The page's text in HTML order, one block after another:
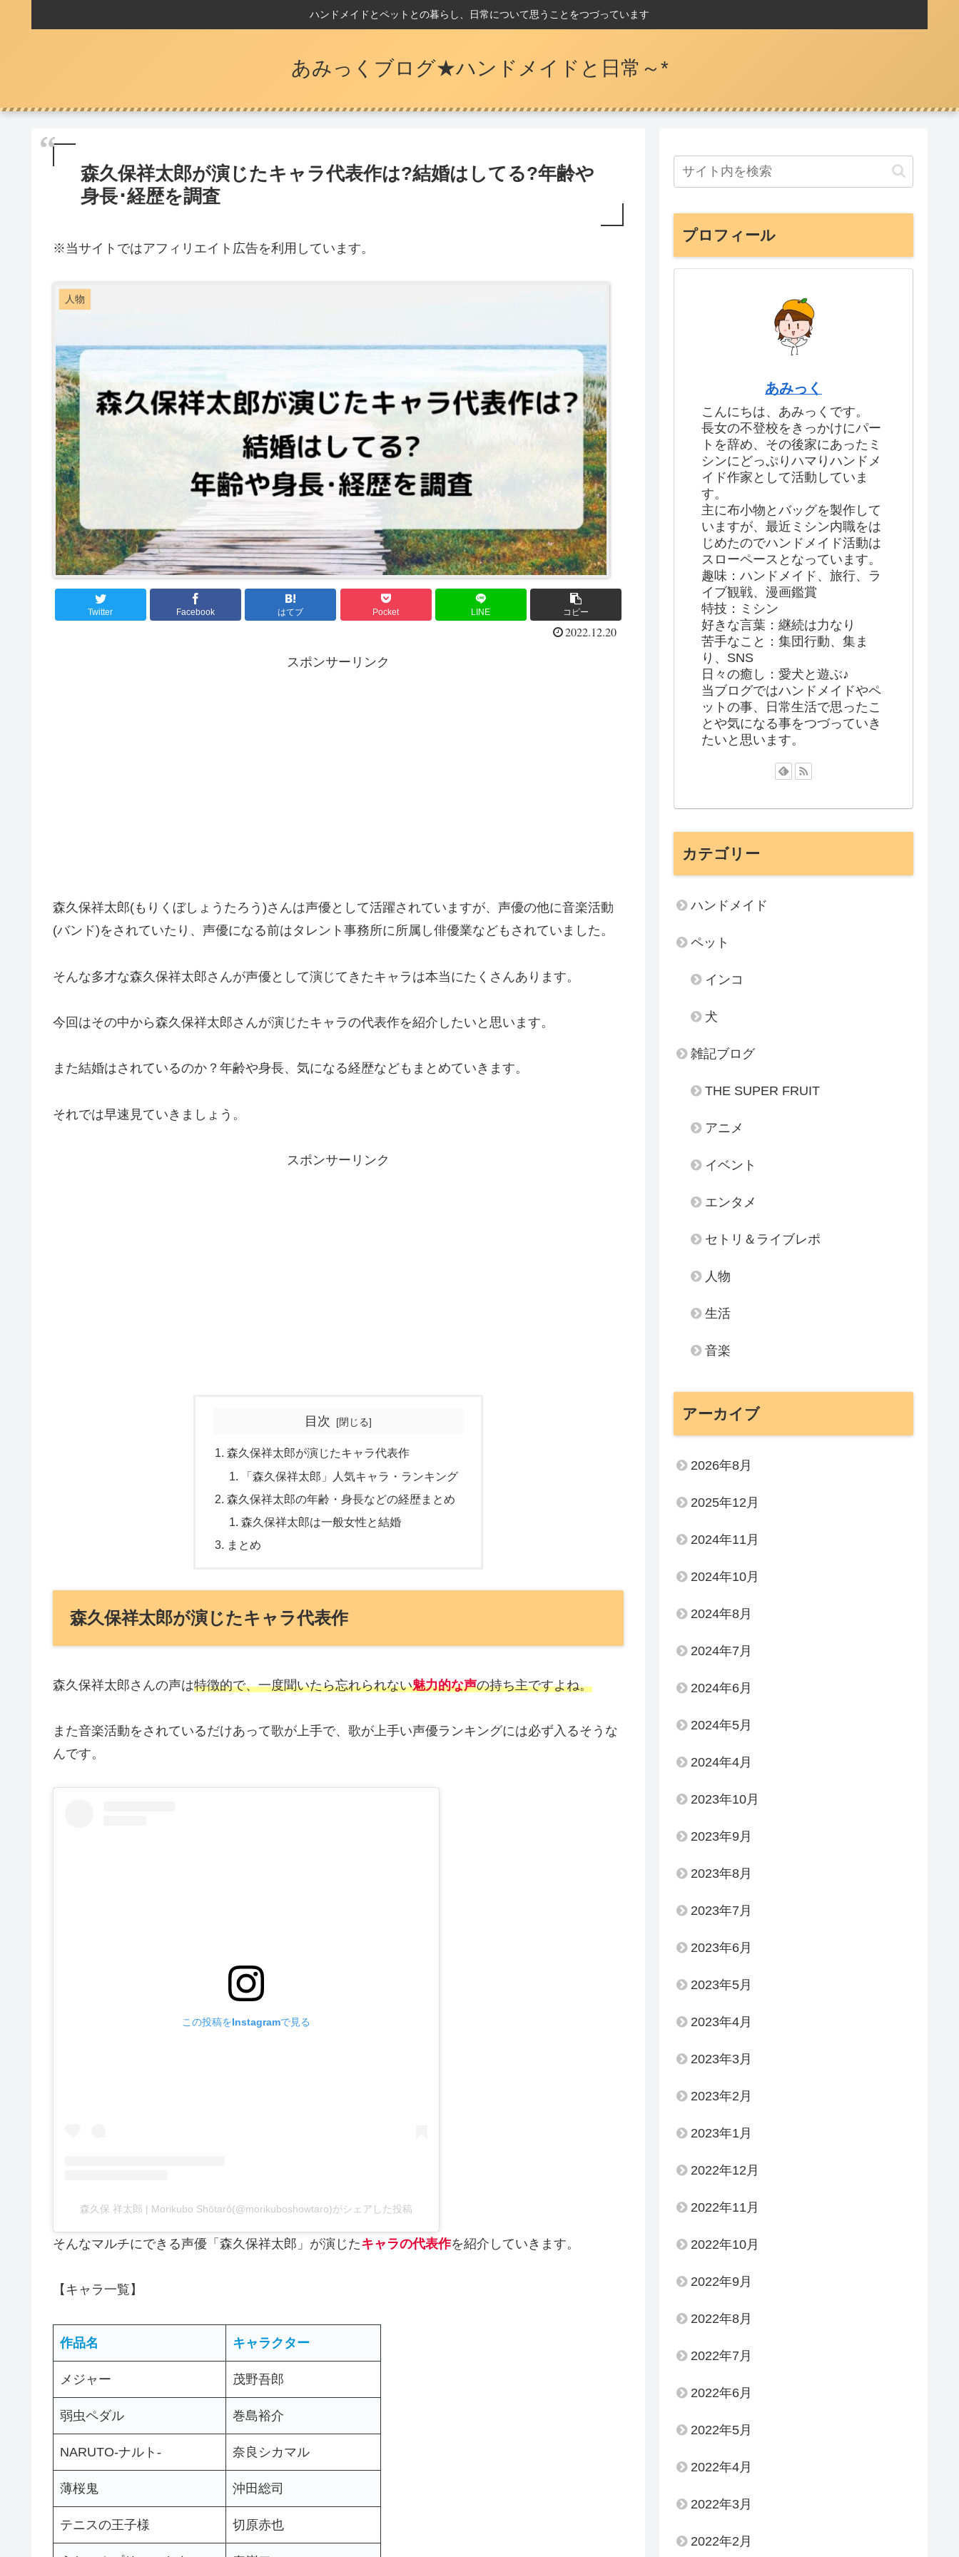
ハンドメイドとペットとの暮らし、日常について思うことをつづっています
あみっくブログ★ハンドメイドと日常～*
森久保祥太郎が演じたキャラ代表作は?結婚はしてる?年齢や
身長･経歴を調査
※当サイトではアフィリエイト広告を利用しています。
人物
Twitter Facebook はてブ Pocket LINE コピー
2022.12.20
スポンサーリンク
森久保祥太郎(もりくぼしょうたろう)さんは声優として活躍されていますが、声優の他に音楽活動
(バンド)をされていたり、声優になる前はタレント事務所に所属し俳優業などもされていました。
そんな多才な森久保祥太郎さんが声優として演じてきたキャラは本当にたくさんあります。
今回はその中から森久保祥太郎さんが演じたキャラの代表作を紹介したいと思います。
また結婚はされているのか？年齢や身長、気になる経歴などもまとめていきます。
それでは早速見ていきましょう。
スポンサーリンク
目次
森久保祥太郎が演じたキャラ代表作
「森久保祥太郎」人気キャラ・ランキング
森久保祥太郎の年齢・身長などの経歴まとめ
森久保祥太郎は一般女性と結婚
まとめ
森久保祥太郎が演じたキャラ代表作
森久保祥太郎さんの声は特徴的で、一度聞いたら忘れられない魅力的な声の持ち主ですよね。
また音楽活動をされているだけあって歌が上手で、歌が上手い声優ランキングには必ず入るそうな
んです。
この投稿をInstagramで見る
森久保 祥太郎 | Morikubo Shōtarō(@morikuboshowtaro)がシェアした投稿
そんなマルチにできる声優「森久保祥太郎」が演じたキャラの代表作を紹介していきます。
【キャラ一覧】
作品名 キャラクター
メジャー 茂野吾郎
弱虫ペダル 巻島裕介
NARUTO-ナルト- 奈良シカマル
薄桜鬼 沖田総司
テニスの王子様 切原赤也
プロフィール
あみっく
こんにちは、あみっくです。
長女の不登校をきっかけにパー
トを辞め、その後家にあったミ
シンにどっぷりハマりハンドメ
イド作家として活動していま
す。
主に布小物とバッグを製作して
いますが、最近ミシン内職をは
じめたのでハンドメイド活動は
スローペースとなっています。
趣味：ハンドメイド、旅行、ラ
イブ観戦、漫画鑑賞
特技：ミシン
好きな言葉：継続は力なり
苦手なこと：集団行動、集ま
り、SNS
日々の癒し：愛犬と遊ぶ♪
当ブログではハンドメイドやペ
ットの事、日常生活で思ったこ
とや気になる事をつづっていき
たいと思います。
カテゴリー
ハンドメイド
ペット
インコ
犬
雑記ブログ
THE SUPER FRUIT
アニメ
イベント
エンタメ
セトリ＆ライブレポ
人物
生活
音楽
アーカイブ
2026年8月
2025年12月
2024年11月
2024年10月
2024年8月
2024年7月
2024年6月
2024年5月
2024年4月
2023年10月
2023年9月
2023年8月
2023年7月
2023年6月
2023年5月
2023年4月
2023年3月
2023年2月
2023年1月
2022年12月
2022年11月
2022年10月
2022年9月
2022年8月
2022年7月
2022年6月
2022年5月
2022年4月
2022年3月
2022年2月